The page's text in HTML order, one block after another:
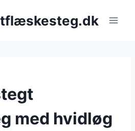
med hvidløg